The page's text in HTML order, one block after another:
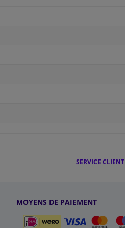
SERVICE CLIENT
MOYENS DE PAIEMENT